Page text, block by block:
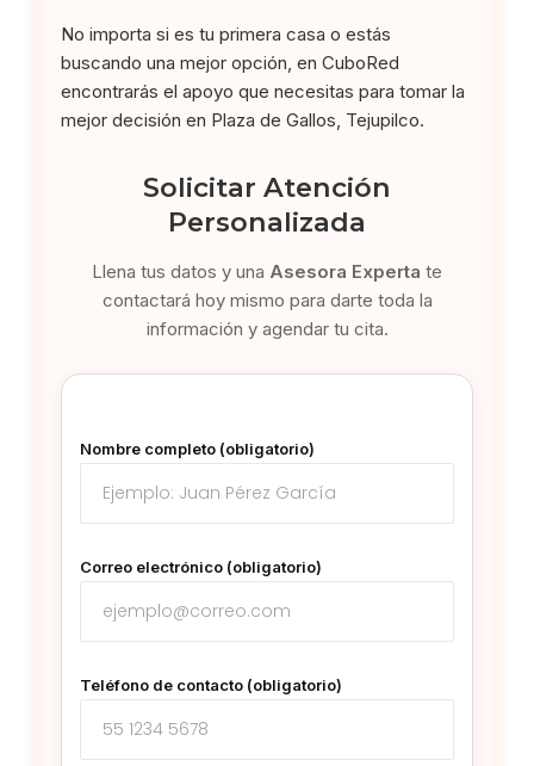
No importa si es tu primera casa o estás
buscando una mejor opción, en CuboRed
encontrarás el apoyo que necesitas para tomar la
mejor decisión en Plaza de Gallos, Tejupilco.
Solicitar Atención
Personalizada
Llena tus datos y una Asesora Experta te
contactará hoy mismo para darte toda la
información y agendar tu cita.
Nombre completo (obligatorio)
Correo electrónico (obligatorio)
Teléfono de contacto (obligatorio)